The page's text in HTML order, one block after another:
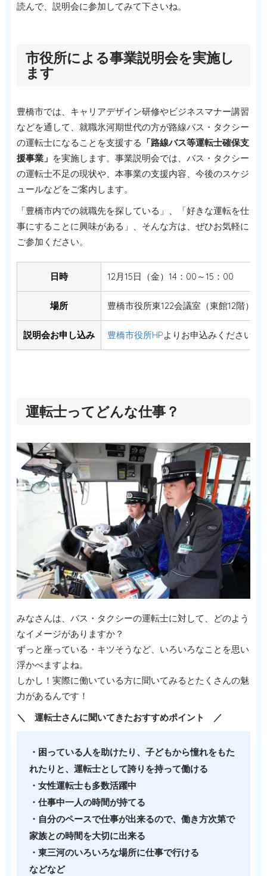
読んで、説明会に参加してみて下さいね。
市役所による事業説明会を実施し
ます
豊橋市では、キャリアデザイン研修やビジネスマナー講習
などを通して、就職氷河期世代の方が路線バス・タクシー
の運転士になることを支援する 「路線バス等運転士確保支
援事業」 を実施します。事業説明会では、バス・タクシー
の運転士不足の現状や、本事業の支援内容、今後のスケジ
ュールなどをご案内します。
「豊橋市内での就職先を探している」、「好きな運転を仕
事にすることに興味がある」、そんな方は、ぜひお気軽に
ご参加ください。
日時 12月15日（金）14：00～15：00
場所 豊橋市役所東122会議室（東館12階）
説明会お申し込み 豊橋市役所HPよりお申込みください
運転士ってどんな仕事？
みなさんは、バス・タクシーの運転士に対して、どのよう
なイメージがありますか？
ずっと座っている・キツそうなど、いろいろなことを思い
浮かべますよね。
しかし！実際に働いている方に聞いてみるとたくさんの魅
力があるんです！
＼ 運転士さんに聞いてきたおすすめポイント ／
・困っている人を助けたり、子どもから憧れをもた
れたりと、運転士として誇りを持って働ける
・女性運転士も多数活躍中
・仕事中一人の時間が持てる
・自分のペースで仕事が出来るので、働き方次第で
家族との時間を大切に出来る
・東三河のいろいろな場所に仕事で行ける
などなど